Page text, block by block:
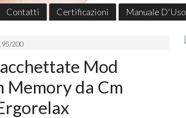
Contatti Certificazioni Manuale D'Uso
200
Mod
Memory da Cm